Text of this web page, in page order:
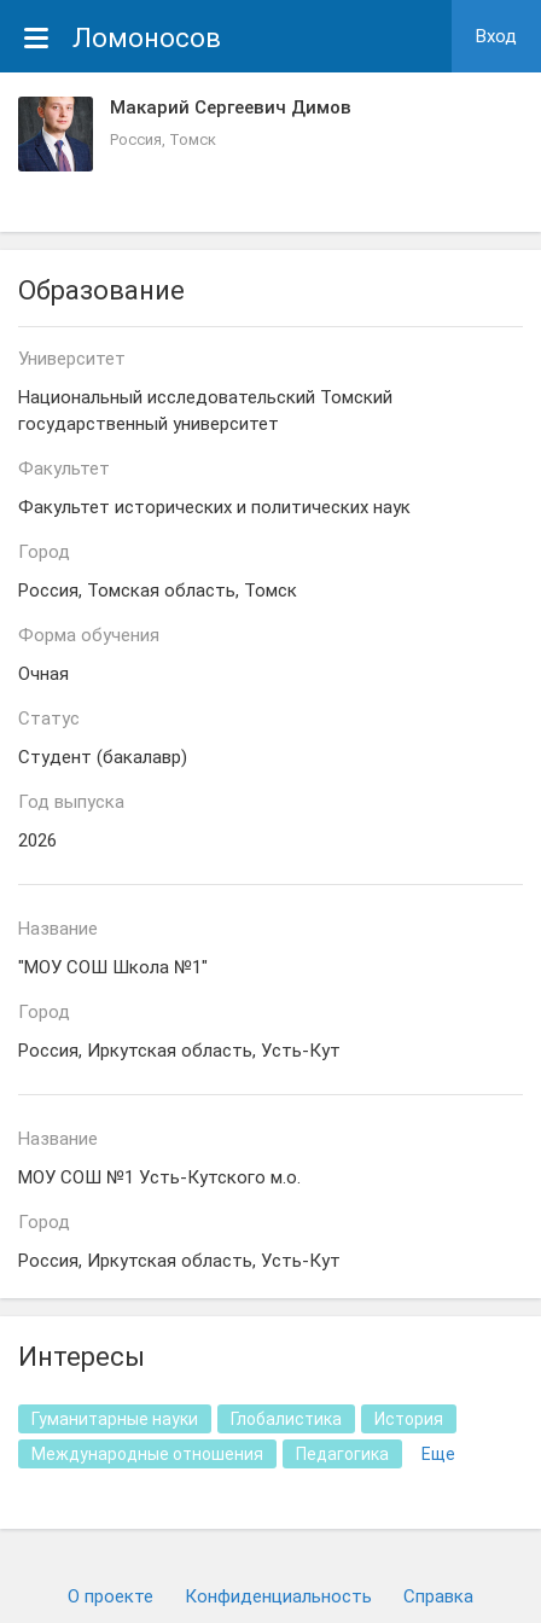
Ломоносов Вход
Макарий Сергеевич Димов
Россия, Томск
Образование
Университет
Национальный исследовательский Томский
государственный университет
Факультет
Факультет исторических и политических наук
Город
Россия, Томская область, Томск
Форма обучения
Очная
Статус
Студент (бакалавр)
Год выпуска
2026
Название
"МОУ СОШ Школа №1"
Город
Россия, Иркутская область, Усть-Кут
Название
МОУ СОШ №1 Усть-Кутского м.о.
Город
Россия, Иркутская область, Усть-Кут
Интересы
Гуманитарные науки Глобалистика
История
Международные отношения
Педагогика Еще
О проекте Конфиденциальность Cправка